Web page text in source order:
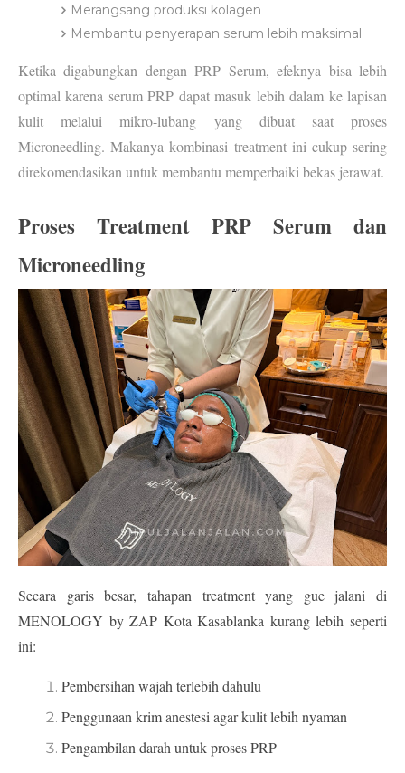
Merangsang produksi kolagen
Membantu penyerapan serum lebih maksimal
Ketika digabungkan dengan PRP Serum, efeknya bisa lebih
optimal karena serum PRP dapat masuk lebih dalam ke lapisan
kulit melalui mikro-lubang yang dibuat saat proses
Microneedling. Makanya kombinasi treatment ini cukup sering
direkomendasikan untuk membantu memperbaiki bekas jerawat.
Proses Treatment PRP Serum dan
Microneedling
MENOLOGY by ZAP Kota Kasablanka kurang lebih seperti
ini:
Pembersihan wajah terlebih dahulu
Penggunaan krim anestesi agar kulit lebih nyaman
Pengambilan darah untuk proses PRP